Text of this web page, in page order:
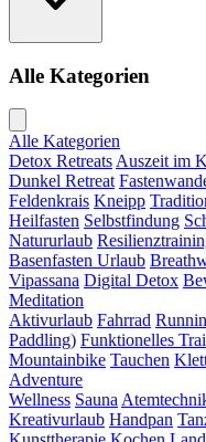
Alle Kategorien
Alle Kategorien
Detox Retreats Auszeit im
Dunkel Retreat
Feldenkrais Kneipp
Heilfasten Selbstfindung
Natururlaub
Basenfasten Urlaub
Vipassana Digital Detox
Meditation
Aktivurlaub Fahrrad
Paddling) Funktionelles
Mountainbike Tauchen
Adventure
Wellness Sauna
Kreativurlaub Handpan